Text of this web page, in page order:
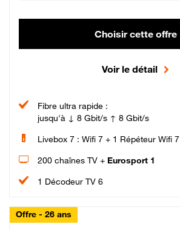
Choisir cette offre
Voir le détail
Fibre ultra rapide :
jusqu'à ↓ 8 Gbit/s ↑ 8 Gbit/s
Livebox 7 : Wifi 7 + 1 Répéteur Wifi 7
200 chaînes TV + Eurosport 1
1 Décodeur TV 6
Offre - 26 ans